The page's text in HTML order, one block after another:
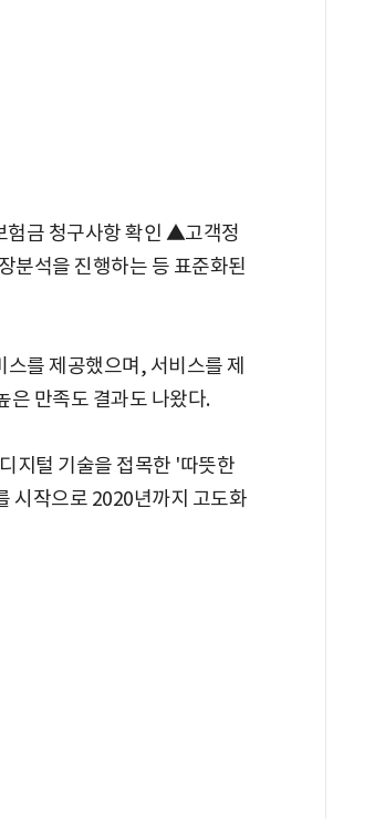
금 청구사항 확인 ▲고객정
석을 진행하는 등 표준화된
를 제공했으며, 서비스를 제
은 만족도 결과도 나왔다.
지털 기술을 접목한 '따뜻한
시작으로 2020년까지 고도화